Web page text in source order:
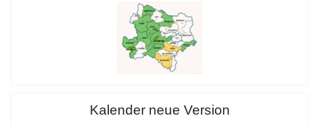
Kalender neue Version